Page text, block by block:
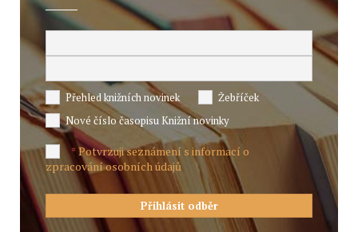
Přehled knižních novinek
Žebříček
Nové číslo časopisu Knižní novinky
*Potvrzuji seznámení s informací o
zpracování osobních údajů